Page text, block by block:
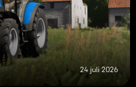
24 juli 2026